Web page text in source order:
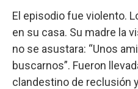
El episodio fue violento.
en su casa. Su madre la
no se asustara: “Unos
buscarnos”. Fueron
clandestino de reclusión